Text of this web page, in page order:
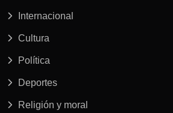
Internacional
Cultura
Política
Deportes
Religión y moral